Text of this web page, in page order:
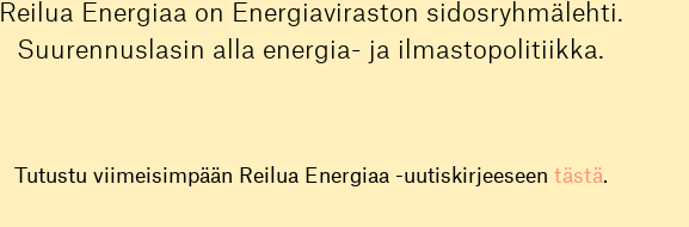
Reilua Energiaa on Energiaviraston sidosryhmälehti.
Suurennuslasin alla energia- ja ilmastopolitiikka.
Tutustu viimeisimpään Reilua Energiaa -uutiskirjeeseen tästä.